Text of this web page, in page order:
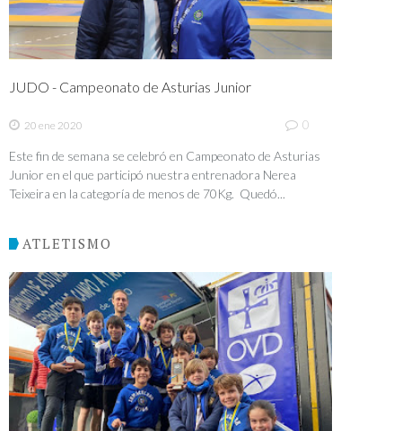
JUDO - Campeonato de Asturias Junior
20 ene 2020 0
Este fin de semana se celebró en Campeonato de Asturias
Junior en el que participó nuestra entrenadora Nerea
Teixeira en la categoría de menos de 70Kg. Quedó...
ATLETISMO